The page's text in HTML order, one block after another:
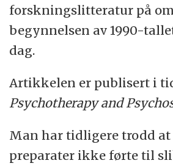
forskningslitteratur på
begynnelsen av 1990-
dag.
Artikkelen er publisert i
Psychotherapy and
Man har tidligere trodd at
preparater ikke førte til